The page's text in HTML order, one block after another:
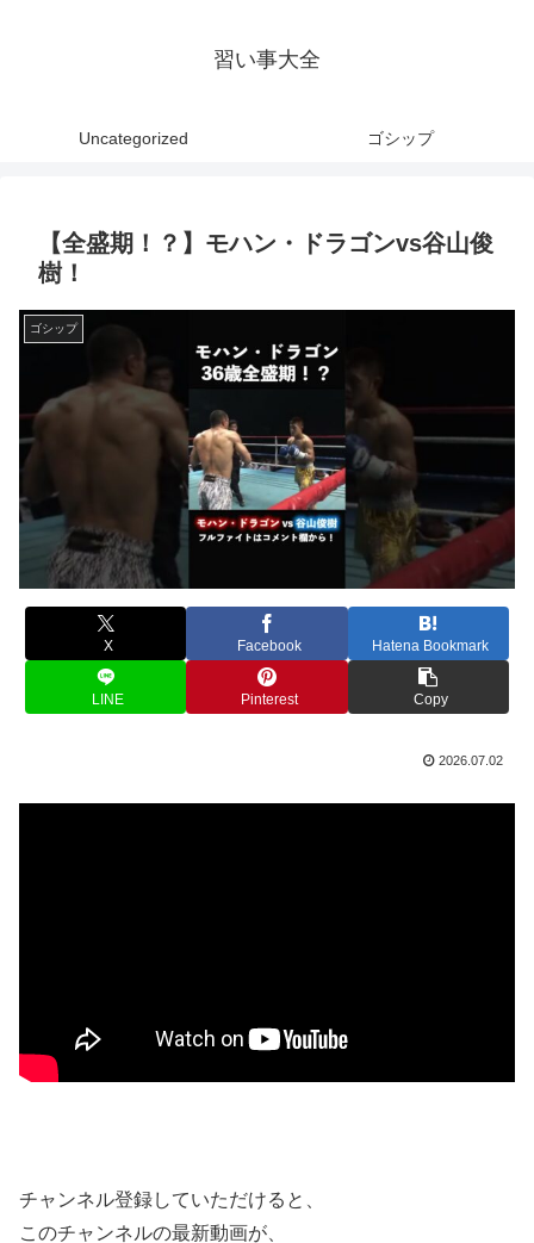
習い事大全
Uncategorized ゴシップ
【全盛期！？】モハン・ドラゴンvs谷山俊
樹！
ゴシップ
X Facebook Hatena Bookmark
LINE Pinterest Copy
2026.07.02
チャンネル登録していただけると、
このチャンネルの最新動画が、